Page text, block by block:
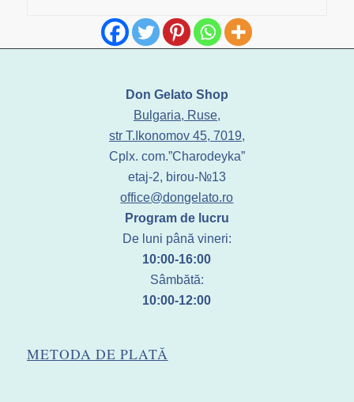
Don Gelato Shop
Bulgaria, Ruse,
str T.Ikonomov 45, 7019,
Cplx. com.”Charodeyka”
etaj-2, birou-№13
office@dongelato.ro
Program de lucru
De luni până vineri:
10:00-16:00
Sâmbătă:
10:00-12:00
METODA DE PLATĂ